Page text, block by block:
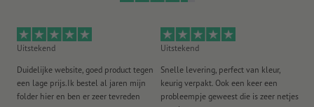
Uitstekend
Duidelijke website, goed product tegen
een lage prijs.Ik bestel al jaren mijn
folder hier en ben er zeer tevreden
Uitstekend
Snelle levering, perfect van kleur,
keurig verpakt. Ook een keer een
probleempje geweest die is zeer netjes